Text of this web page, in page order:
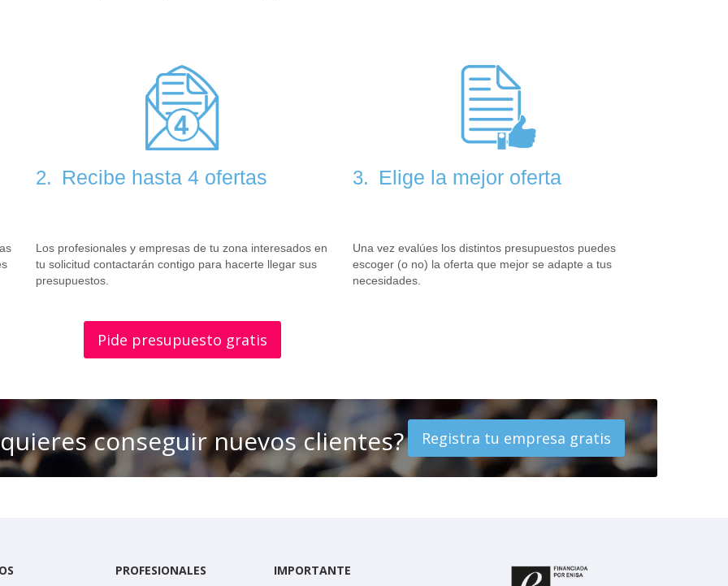
2. Recibe hasta 4 ofertas
Los profesionales y empresas de tu zona interesados en
tu solicitud contactarán contigo para hacerte llegar sus
presupuestos.
3. Elige la mejor oferta
Una vez evalúes los distintos presupuestos puedes
escoger (o no) la oferta que mejor se adapte a tus
necesidades.
Pide presupuesto gratis
conseguir nuevos clientes? Registra tu empresa gratis
PROFESIONALES IMPORTANTE